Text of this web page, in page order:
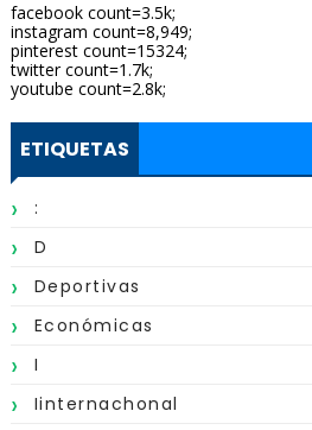
facebook count=3.5k;
instagram count=8,949;
pinterest count=15324;
twitter count=1.7k;
youtube count=2.8k;
ETIQUETAS
:
D
Deportivas
Económicas
I
Iinternachonal